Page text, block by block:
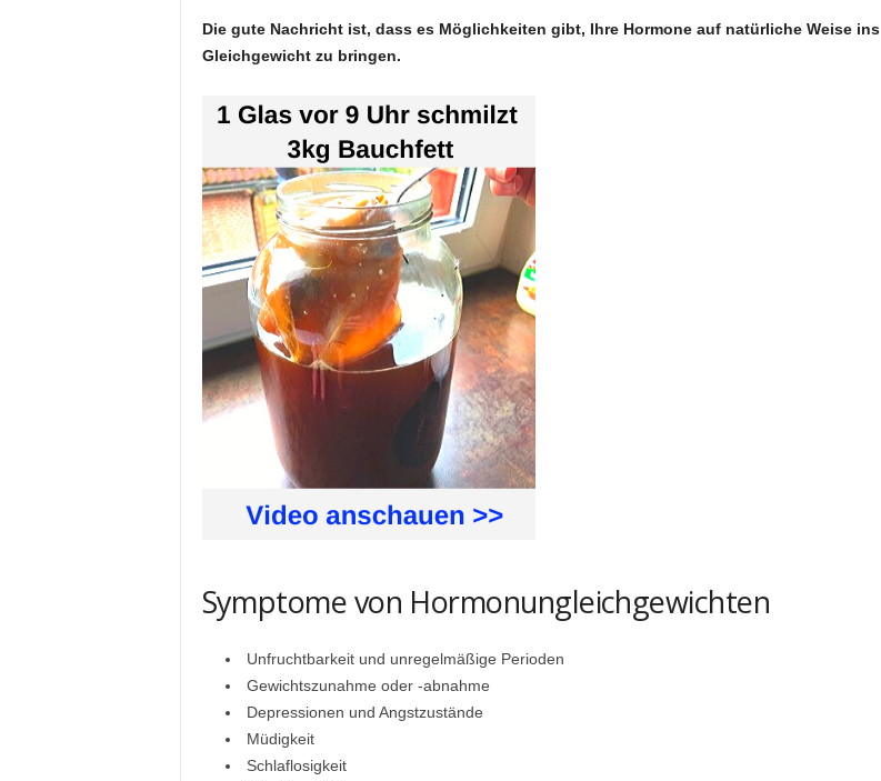
Die gute Nachricht ist, dass es Möglichkeiten gibt, Ihre Hormone auf natürliche Weise ins
Gleichgewicht zu bringen.
Symptome von Hormonungleichgewichten
Unfruchtbarkeit und unregelmäßige Perioden
Gewichtszunahme oder -abnahme
Depressionen und Angstzustände
Müdigkeit
Schlaflosigkeit